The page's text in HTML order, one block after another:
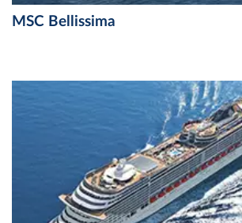
MSC Bellissima